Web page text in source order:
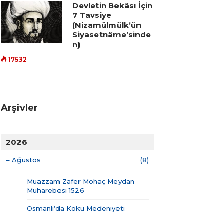
Devletin Bekâsı İçin
7 Tavsiye
(Nizamülmülk’ün
Siyasetnâme’sinde
n)
17532
Arşivler
2026
– Ağustos (8)
Muazzam Zafer Mohaç Meydan
Muharebesi 1526
Osmanlı’da Koku Medeniyeti